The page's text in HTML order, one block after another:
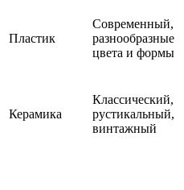
Пластик
Современный,
разнообразные
цвета и формы
Керамика
Классический,
рустикальный,
винтажный